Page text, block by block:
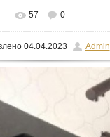
57
0
04.04.2023 Admin